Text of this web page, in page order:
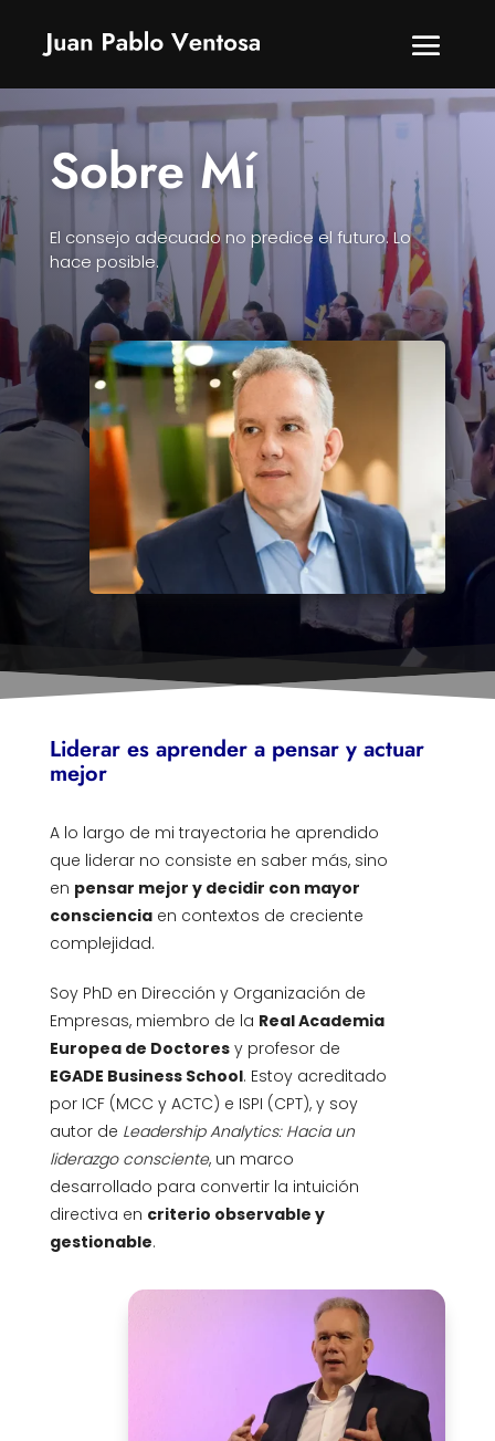
Sobre Mí
El consejo adecuado no predice el futuro. Lo
hace posible.
Liderar es aprender a pensar y actuar
mejor
A lo largo de mi trayectoria he aprendido
que liderar no consiste en saber más, sino
en pensar mejor y decidir con mayor
conscienciaen contextos de creciente
complejidad.
Soy PhD en Dirección y Organización de
Empresas, miembro de la Real Academia
Europea de Doctoresy profesor de
EGADE Business School. Estoy acreditado
por ICF (MCC y ACTC) e ISPI (CPT), y soy
autor de Leadership Analytics: Hacia un
liderazgo consciente, un marco
desarrollado para convertir la intuición
directiva en criterio observable y
gestionable.